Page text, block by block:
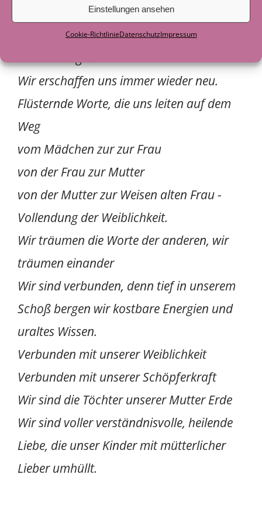
Einstellungen ansehen
Cookie-RichtlinieDatenschutzImpressum
die uns umgibt-
Wir erschaffen uns immer wieder neu.
Weg
vom Mädchen zur zur Frau
von der Frau zur Mutter
von der Mutter zur Weisen alten Frau -
Vollendung der Weiblichkeit.
Wir träumen die Worte der anderen, wir
träumen einander
Wir sind verbunden, denn tief in unserem
Schoß bergen wir kostbare Energien und
uraltes Wissen.
Verbunden mit unserer Weiblichkeit
Verbunden mit unserer Schöpferkraft
Wir sind die Töchter unserer Mutter Erde
Wir sind voller verständnisvolle, heilende
Liebe, die unser Kinder mit mütterlicher
Lieber umhüllt.